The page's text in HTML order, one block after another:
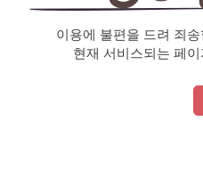
이용에 불편을 드려 죄
현재 서비스되는 페